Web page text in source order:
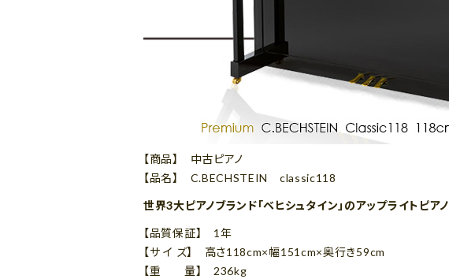
【商品】 中古ピアノ
【品名】 C.BECHSTEIN classic118
世界3大ピアノブランド「ベヒシュタイン」のアップライトピアノ
【品質保証】 1年
【サ イ ズ】 高さ118cm×幅151cm×奥行き59cm
【重 量】 236kg